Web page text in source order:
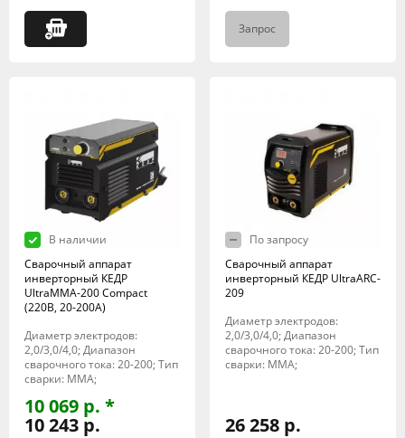
Запрос
В наличии
Сварочный аппарат
инверторный КЕДР
UltraMMA-200 Compact
(220В, 20-200А)
Диаметр электродов:
2,0/3,0/4,0; Диапазон
сварочного тока: 20-200; Тип
сварки: MMA;
10 069 р. *
10 243 р.
По запросу
Сварочный аппарат
инверторный КЕДР UltraARC-
209
Диаметр электродов:
2,0/3,0/4,0; Диапазон
сварочного тока: 20-200; Тип
сварки: MMA;
26 258 р.